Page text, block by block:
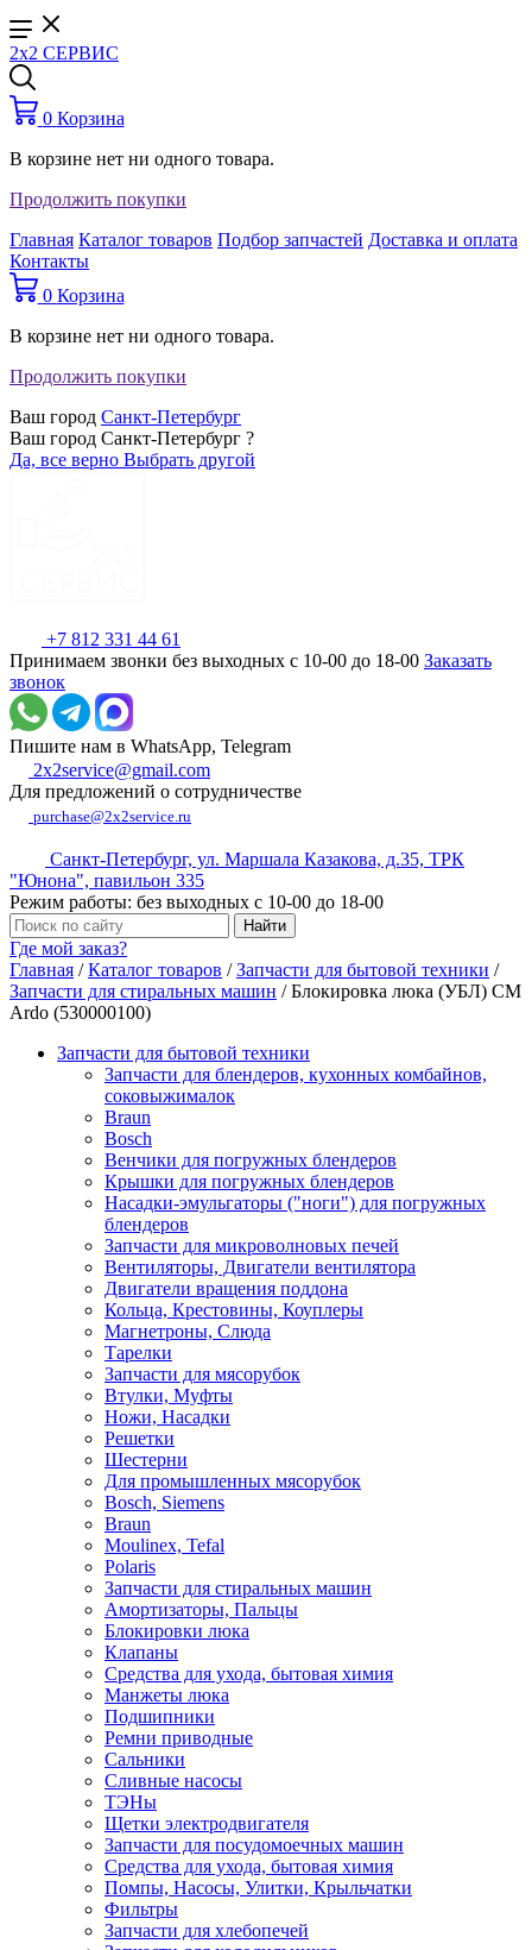
2x2 СЕРВИС
0 Корзина
В корзине нет ни одного товара.
Продолжить покупки
Главная Каталог товаров Подбор запчастей Доставка и оплата
Контакты
0 Корзина
В корзине нет ни одного товара.
Продолжить покупки
Ваш город Санкт-Петербург
Ваш город Санкт-Петербург ?
Да, все верно Выбрать другой
+7 812 331 44 61
Принимаем звонки без выходных с 10-00 до 18-00 Заказать
звонок
Пишите нам в WhatsApp, Telegram
2x2service@gmail.com
Для предложений о сотрудничестве
purchase@2x2service.ru
Санкт-Петербург, ул. Маршала Казакова, д.35, ТРК
"Юнона", павильон 335
Режим работы: без выходных с 10-00 до 18-00
Где мой заказ?
Главная /Каталог товаров /Запчасти для бытовой техники /
Запчасти для стиральных машин /Блокировка люка (УБЛ) СМ
Ardo (530000100)
Запчасти для бытовой техники
Запчасти для блендеров, кухонных комбайнов,
соковыжималок
Braun
Bosch
Венчики для погружных блендеров
Крышки для погружных блендеров
Насадки-эмульгаторы ("ноги") для погружных
блендеров
Запчасти для микроволновых печей
Вентиляторы, Двигатели вентилятора
Двигатели вращения поддона
Кольца, Крестовины, Коуплеры
Магнетроны, Слюда
Тарелки
Запчасти для мясорубок
Втулки, Муфты
Ножи, Насадки
Решетки
Шестерни
Для промышленных мясорубок
Bosch, Siemens
Braun
Moulinex, Tefal
Polaris
Запчасти для стиральных машин
Амортизаторы, Пальцы
Блокировки люка
Клапаны
Средства для ухода, бытовая химия
Манжеты люка
Подшипники
Ремни приводные
Сальники
Сливные насосы
ТЭНы
Щетки электродвигателя
Запчасти для посудомоечных машин
Средства для ухода, бытовая химия
Помпы, Насосы, Улитки, Крыльчатки
Фильтры
Запчасти для хлебопечей